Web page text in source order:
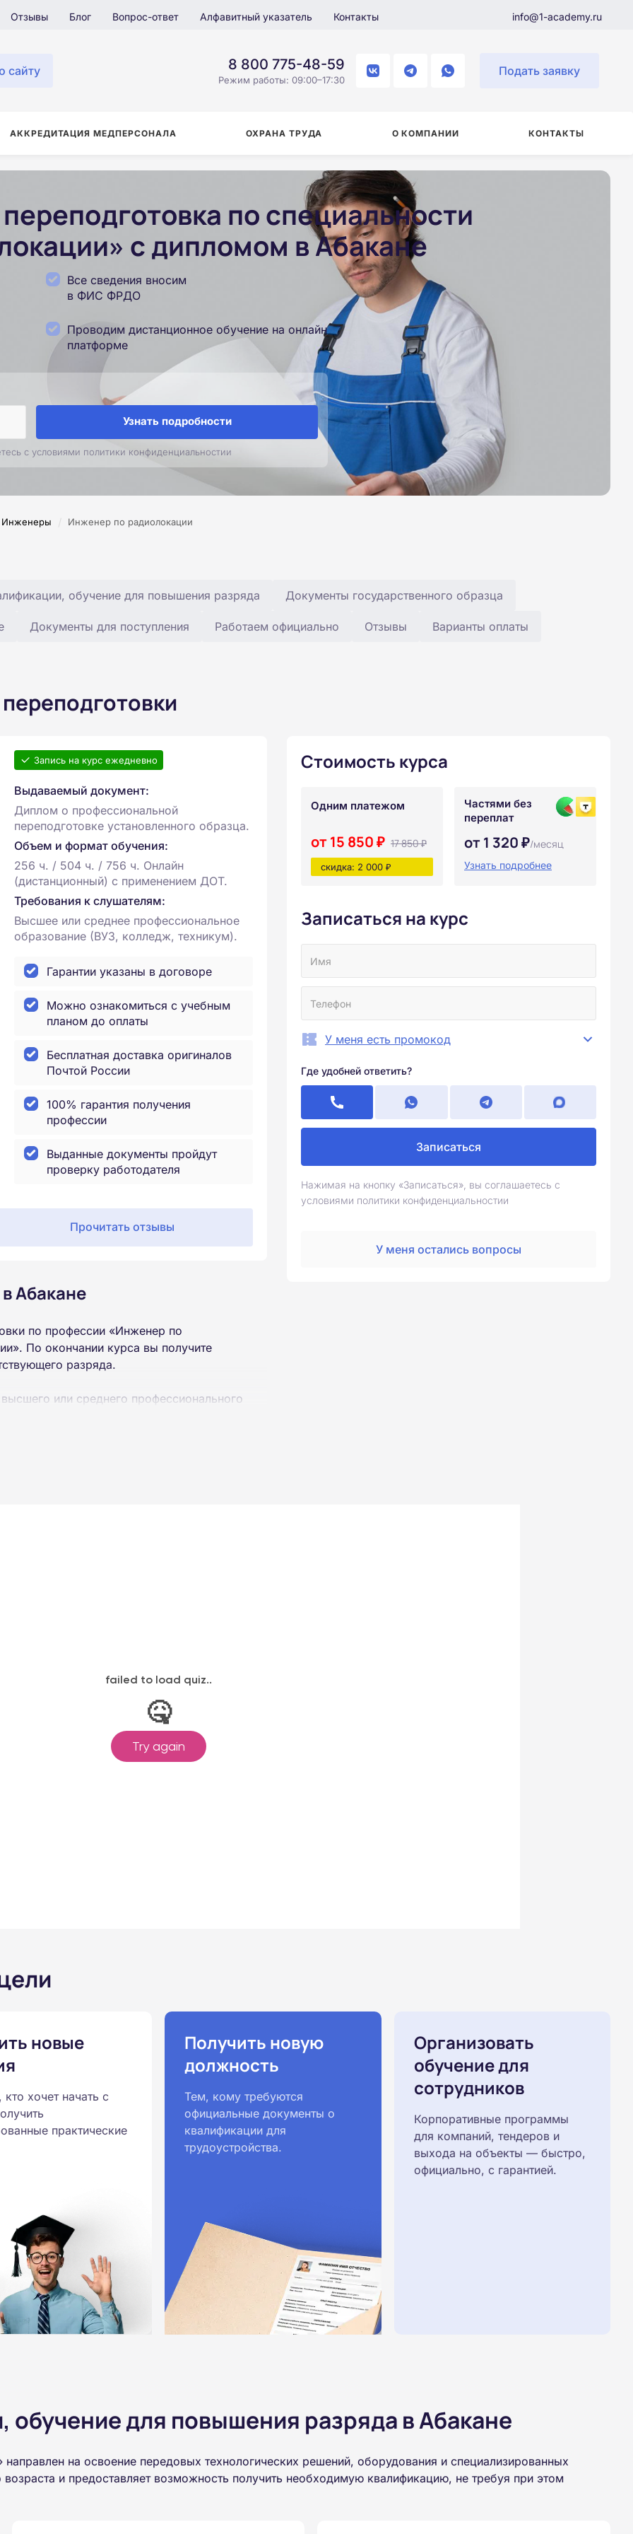
Отзывы Блог Вопрос-ответ Алфавитный указатель Контакты info@1-academy.ru
сайту 8 800 775-48-59
Режим работы: 09:00–17:30
Подать заявку
АККРЕДИТАЦИЯ МЕДПЕРСОНАЛА ОХРАНА ТРУДА О КОМПАНИИ КОНТАКТЫ
по специальности
с дипломом в Абакане
Все сведения вносим
в ФИС ФРДО
Проводим дистанционное обучение на онлайн
платформе
Узнать подробности
с условиями политики конфиденциальностии
Инженеры / Инженер по радиолокации
обучение для повышения разряда Документы государственного образца
Документы для поступления Работаем официально Отзывы Варианты оплаты
Запись на курс ежедневно
Выдаваемый документ:
Диплом о профессиональной
переподготовке установленного образца.
Объем и формат обучения:
256 ч. / 504 ч. / 756 ч. Онлайн
(дистанционный) с применением ДОТ.
Требования к слушателям:
Высшее или среднее профессиональное
образование (ВУЗ, колледж, техникум).
Гарантии указаны в договоре
Можно ознакомиться с учебным
планом до оплаты
Бесплатная доставка оригиналов
Почтой России
100% гарантия получения
профессии
Выданные документы пройдут
проверку работодателя
Прочитать отзывы
Абакане
по профессии «Инженер по
По окончании курса вы получите
разряда.
или среднего профессионального
образования.
Стоимость курса
Одним платежом
от 15 850 ₽ 17 850 ₽
скидка: 2 000 ₽
Частями без
переплат
от 1 320 ₽/месяц
Узнать подробнее
Записаться на курс
У меня есть промокод
Где удобней ответить?
Записаться
Нажимая на кнопку «Записаться», вы соглашаетесь с
условиями политики конфиденциальностии
У меня остались вопросы
новые
хочет начать с
практические
Получить новую
должность
Тем, кому требуются
официальные документы о
квалификации для
трудоустройства.
Организовать
обучение для
сотрудников
Корпоративные программы
для компаний, тендеров и
выхода на объекты — быстро,
официально, с гарантией.
для повышения разряда в Абакане
на освоение передовых технологических решений, оборудования и специализированных
и предоставляет возможность получить необходимую квалификацию, не требуя при этом